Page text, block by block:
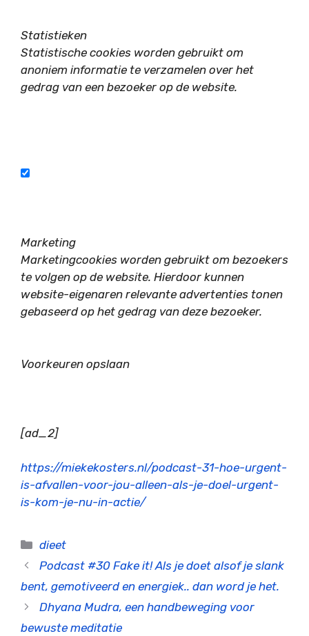
Statistieken
Statistische cookies worden gebruikt om
anoniem informatie te verzamelen over het
gedrag van een bezoeker op de website.
Marketing
Marketingcookies worden gebruikt om bezoekers
te volgen op de website. Hierdoor kunnen
website-eigenaren relevante advertenties tonen
gebaseerd op het gedrag van deze bezoeker.
Voorkeuren opslaan
[ad_2]
https://miekekosters.nl/podcast-31-hoe-urgent-
is-afvallen-voor-jou-alleen-als-je-doel-urgent-
is-kom-je-nu-in-actie/
Categorieën
dieet
Podcast #30 Fake it! Als je doet alsof je slank
bent, gemotiveerd en energiek.. dan word je het.
Dhyana Mudra, een handbeweging voor
bewuste meditatie